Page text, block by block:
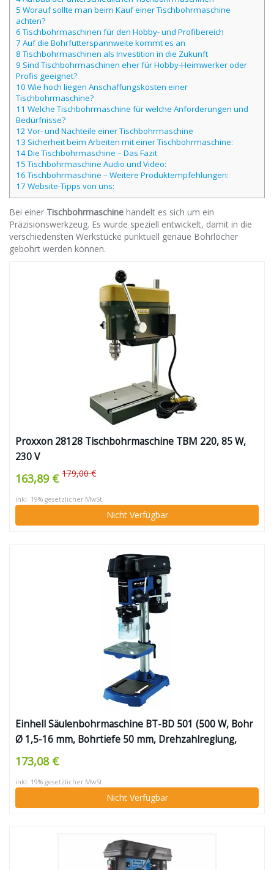
5 Worauf sollte man beim Kauf einer Tischbohrmaschine
achten?
6 Tischbohrmaschinen für den Hobby- und Profibereich
7 Auf die Bohrfutterspannweite kommt es an
8 Tischbohrmaschinen als Investition in die Zukunft
9 Sind Tischbohrmaschinen eher für Hobby-Heimwerker oder
Profis geeignet?
10 Wie hoch liegen Anschaffungskosten einer
Tischbohrmaschine?
11 Welche Tischbohrmaschine für welche Anforderungen und
Bedürfnisse?
12 Vor- und Nachteile einer Tischbohrmaschine
13 Sicherheit beim Arbeiten mit einer Tischbohrmaschine:
14 Die Tischbohrmaschine – Das Fazit
15 Tischbohrmaschine Audio und Video:
16 Tischbohrmaschine – Weitere Produktempfehlungen:
17 Website-Tipps von uns:
Bei einer Tischbohrmaschine handelt es sich um ein
Präzisionswerkzeug. Es wurde speziell entwickelt, damit in die
verschiedensten Werkstücke punktuell genaue Bohrlöcher
gebohrt werden können.
Proxxon 28128 Tischbohrmaschine TBM 220, 85 W,
230 V
163,89 € 179,00 €
inkl. 19% gesetzlicher MwSt.
Nicht Verfügbar
Einhell Säulenbohrmaschine BT-BD 501 (500 W, Bohr
Ø 1,5-16 mm, Bohrtiefe 50 mm, Drehzahlreglung,
stufenlose Tischhöhenverstellung)
173,08 €
inkl. 19% gesetzlicher MwSt.
Nicht Verfügbar